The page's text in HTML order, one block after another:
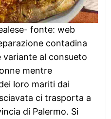
fonte: web
contadina
variante al consueto
mentre
loro mariti dai
ci trasporta a
di Palermo. Si